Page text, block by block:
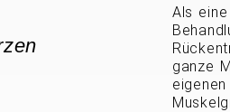
Als
ganze